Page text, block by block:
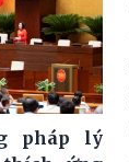
pháp lý